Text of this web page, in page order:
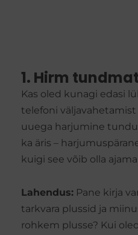
1. Hirm
Kas oled kunagi edasi
telefoni
uuega harjumine
ka äris –
kuigi see võib olla
Lahendus: Pane kirja
tarkvara plussid ja
rohkem plusse? Kui